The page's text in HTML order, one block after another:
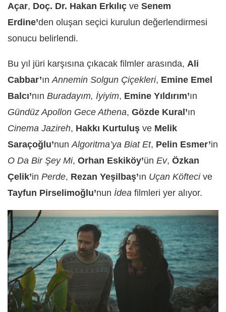
Açar, Doç. Dr. Hakan Erkılıç ve Senem
Erdine’den oluşan seçici kurulun değerlendirmesi
sonucu belirlendi.
Bu yıl jüri karşısına çıkacak filmler arasında, Ali
Cabbar’ın Annemin Solgun Çiçekleri, Emine Emel
Balcı’nın Buradayım, İyiyim, Emine Yıldırım’ın
Gündüz Apollon Gece Athena, Gözde Kural’ın
Cinema Jazireh, Hakkı Kurtuluş ve Melik
Saraçoğlu’nun Algoritma’ya Biat Et, Pelin Esmer’in
O Da Bir Şey Mi, Orhan Eskiköy’ün Ev, Özkan
Çelik’in Perde, Rezan Yeşilbaş’ın Uçan Köftecive
Tayfun Pirselimoğlu’nun İdea filmleri yer alıyor.